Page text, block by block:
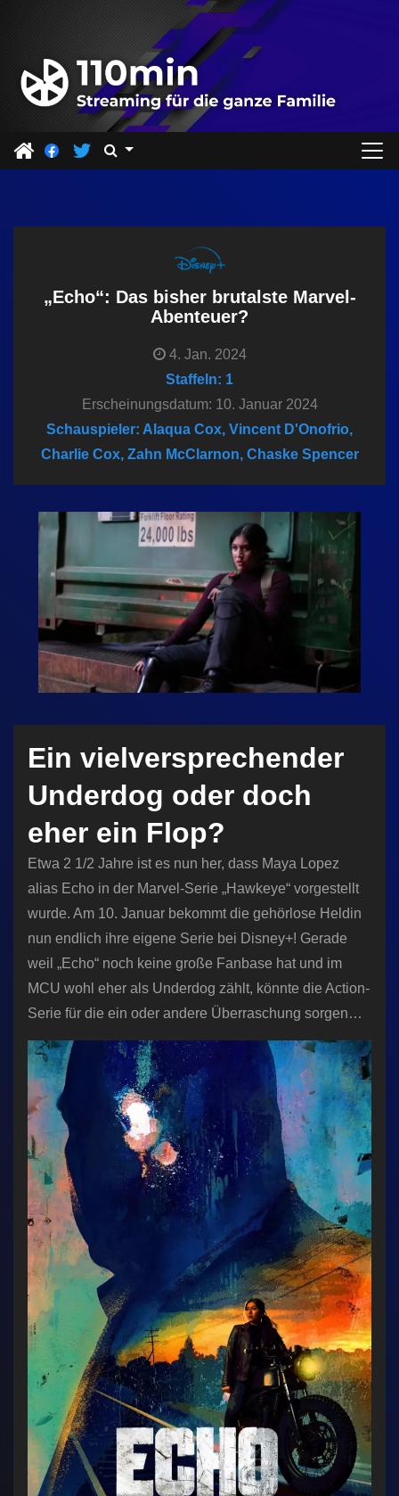
„Echo“: Das bisher brutalste Marvel-
Abenteuer?
4. Jan. 2024
Staffeln: 1
Erscheinungsdatum: 10. Januar 2024
Schauspieler: Alaqua Cox, Vincent D'Onofrio,
Charlie Cox, Zahn McClarnon, Chaske Spencer
Ein vielversprechender
Underdog oder doch
eher ein Flop?
Etwa 2 1/2 Jahre ist es nun her, dass Maya Lopez
alias Echo in der Marvel-Serie „Hawkeye“ vorgestellt
wurde. Am 10. Januar bekommt die gehörlose Heldin
nun endlich ihre eigene Serie bei Disney+! Gerade
weil „Echo“ noch keine große Fanbase hat und im
MCU wohl eher als Underdog zählt, könnte die Action-
Serie für die ein oder andere Überraschung sorgen…